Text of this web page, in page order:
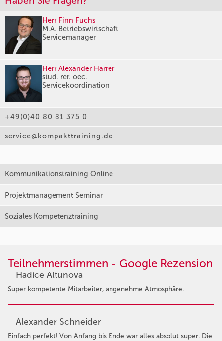
Herr Finn Fuchs
M.A. Betriebswirtschaft
Servicemanager
Herr Alexander Harrer
stud. rer. oec.
Servicekoordination
+49(0)40 80 81 375 0
service@kompakttraining.de
Kommunikationstraining Online
Projektmanagement Seminar
Soziales Kompetenztraining
Teilnehmerstimmen - Google Rezension
Hadice Altunova
Super kompetente Mitarbeiter, angenehme Atmosphäre.
Alexander Schneider
Einfach perfekt! Von Anfang bis Ende war alles absolut super. Die